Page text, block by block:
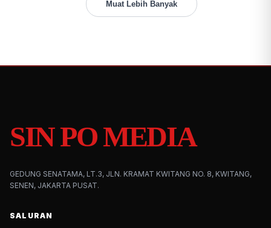
Muat Lebih Banyak
SIN PO MEDIA
GEDUNG SENATAMA, LT.3, JLN. KRAMAT KWITANG NO. 8, KWITANG,
SENEN, JAKARTA PUSAT.
SALURAN